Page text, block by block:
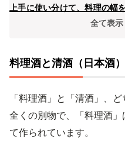
上手に使い分けて、料理の幅
全て表示
料理酒と清酒（日本酒
「料理酒」と「清酒」、
全くの別物で、「料理酒
て作られています。